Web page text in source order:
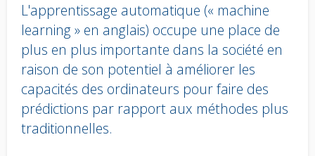
L'apprentissage automatique (« machine
learning » en anglais) occupe une place de
plus en plus importante dans la société en
raison de son potentiel à améliorer les
capacités des ordinateurs pour faire des
prédictions par rapport aux méthodes plus
traditionnelles.